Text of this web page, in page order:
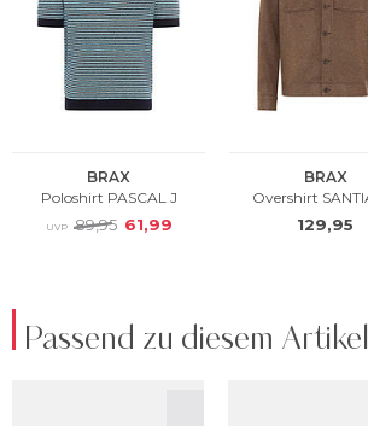
Passend zu diesem Artikel